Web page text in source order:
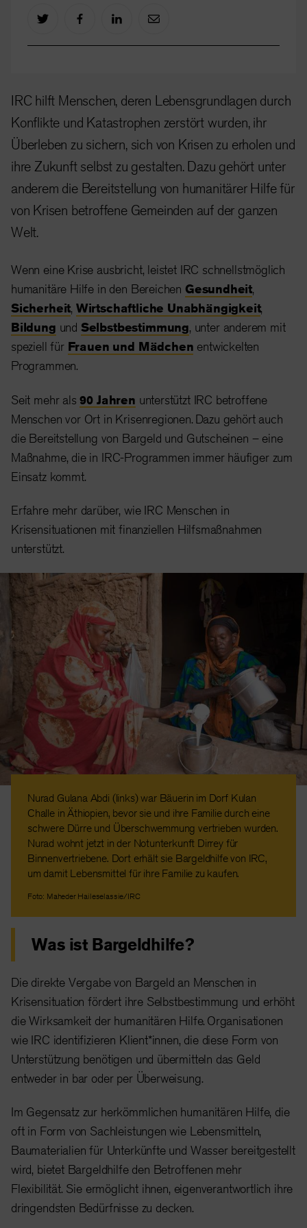
IRC hilft Menschen, deren Lebensgrundlagen durch
Konflikte und Katastrophen zerstört wurden, ihr
Überleben zu sichern, sich von Krisen zu erholen und
ihre Zukunft selbst zu gestalten. Dazu gehört unter
anderem die Bereitstellung von humanitärer Hilfe für
von Krisen betroffene Gemeinden auf der ganzen
Welt.
Wenn eine Krise ausbricht, leistet IRC schnellstmöglich
humanitäre Hilfe in den Bereichen Gesundheit,
Sicherheit, Wirtschaftliche Unabhängigkeit,
Bildung und Selbstbestimmung, unter anderem mit
speziell für Frauen und Mädchen entwickelten
Programmen.
Seit mehr als90 Jahren unterstützt IRC betroffene
Menschen vor Ort in Krisenregionen. Dazu gehört auch
die Bereitstellung von Bargeld und Gutscheinen – eine
Maßnahme, die in IRC-Programmen immer häufiger zum
Einsatz kommt.
Erfahre mehr darüber, wie IRC Menschen in
Krisensituationen mit finanziellen Hilfsmaßnahmen
unterstützt.
Nurad Gulana Abdi (links) war Bäuerin im Dorf Kulan
Challe in Äthiopien, bevor sie und ihre Familie durch eine
schwere Dürre und Überschwemmung vertrieben wurden.
Nurad wohnt jetzt in der Notunterkunft Dirrey für
Binnenvertriebene. Dort erhält sie Bargeldhilfe von IRC,
um damit Lebensmittel für ihre Familie zu kaufen.
Foto: Maheder Haileselassie/IRC
Was ist Bargeldhilfe?
Die direkte Vergabe von Bargeld an Menschen in
Krisensituation fördert ihre Selbstbestimmung und erhöht
die Wirksamkeit der humanitären Hilfe. Organisationen
wie IRC identifizieren Klient*innen, die diese Form von
Unterstützung benötigen und übermitteln das Geld
entweder in bar oder per Überweisung.
Im Gegensatz zur herkömmlichen humanitären Hilfe, die
oft in Form von Sachleistungen wie Lebensmitteln,
Baumaterialien für Unterkünfte und Wasser bereitgestellt
wird, bietet Bargeldhilfe den Betroffenen mehr
Flexibilität. Sie ermöglicht ihnen, eigenverantwortlich ihre
dringendsten Bedürfnisse zu decken.